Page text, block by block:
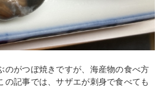
のがつぼ焼きですが、海産物の食べ方
の記事では、サザエが刺身で食べても